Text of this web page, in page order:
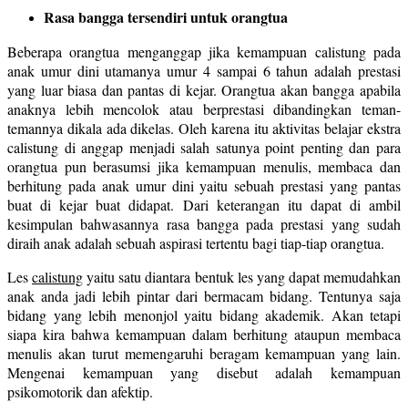
Rasa bangga tersendiri untuk orangtua
Beberapa orangtua menganggap jika kemampuan calistung pada
anak umur dini utamanya umur 4 sampai 6 tahun adalah prestasi
yang luar biasa dan pantas di kejar. Orangtua akan bangga apabila
anaknya lebih mencolok atau berprestasi dibandingkan teman-
temannya dikala ada dikelas. Oleh karena itu aktivitas belajar ekstra
calistung di anggap menjadi salah satunya point penting dan para
orangtua pun berasumsi jika kemampuan menulis, membaca dan
berhitung pada anak umur dini yaitu sebuah prestasi yang pantas
buat di kejar buat didapat. Dari keterangan itu dapat di ambil
kesimpulan bahwasannya rasa bangga pada prestasi yang sudah
diraih anak adalah sebuah aspirasi tertentu bagi tiap-tiap orangtua.
Lescalistungyaitu satu diantara bentuk les yang dapat memudahkan
anak anda jadi lebih pintar dari bermacam bidang. Tentunya saja
bidang yang lebih menonjol yaitu bidang akademik. Akan tetapi
siapa kira bahwa kemampuan dalam berhitung ataupun membaca
menulis akan turut memengaruhi beragam kemampuan yang lain.
Mengenai kemampuan yang disebut adalah kemampuan
psikomotorik dan afektip.